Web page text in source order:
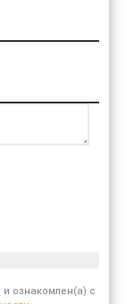
и ознакомлен(а) с